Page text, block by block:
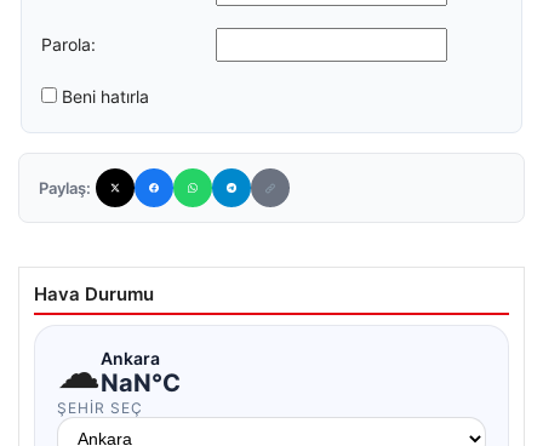
Parola:
Beni hatırla
Paylaş:
Hava Durumu
☁Ankara
NaN°C
ŞEHIR SEÇ